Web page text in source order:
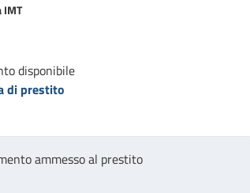
IMT
disponibile
di prestito
ammesso al prestito